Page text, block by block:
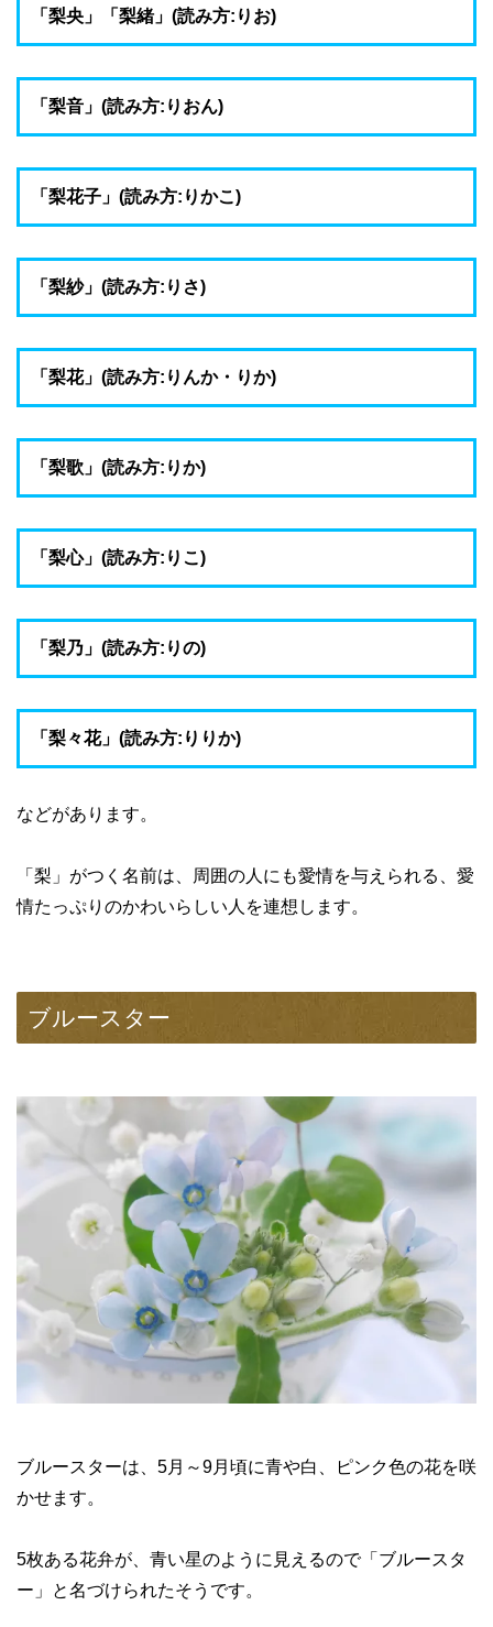
「梨央」「梨緒」(読み方:りお)
「梨音」(読み方:りおん)
「梨花子」(読み方:りかこ)
「梨紗」(読み方:りさ)
「梨花」(読み方:りんか・りか)
「梨歌」(読み方:りか)
「梨心」(読み方:りこ)
「梨乃」(読み方:りの)
「梨々花」(読み方:りりか)
などがあります。
「梨」がつく名前は、周囲の人にも愛情を与えられる、愛
情たっぷりのかわいらしい人を連想します。
ブルースター
ブルースターは、5月～9月頃に青や白、ピンク色の花を咲
かせます。
5枚ある花弁が、青い星のように見えるので「ブルースタ
ー」と名づけられたそうです。